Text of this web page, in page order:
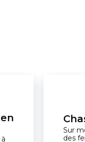
Sur
des